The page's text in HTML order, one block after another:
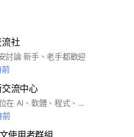
社
討論 新手、老手都歡迎
前
流中心
這個 LINE 社群定位在 AI、軟體、程式、前端、後端、系統、網路、Docker、Kubernetes 等各式技術交流為主，任何其他非技術的主題（如政治、直銷、早安、晚安、... ）請盡量不要在這邊討論。
前